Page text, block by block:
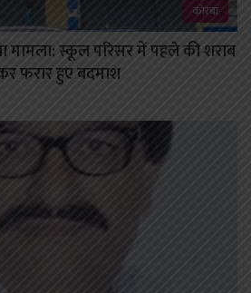
कोरबा
मामला: स्कूल परिसर में पहले की शराब
कर फरार हुए बदमाश